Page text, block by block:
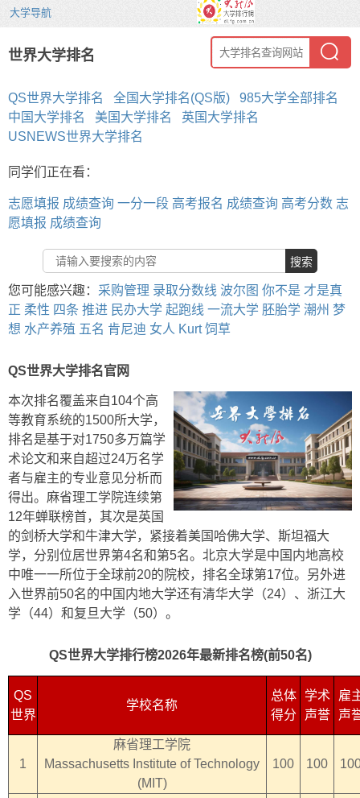
大学导航
世界大学排名
QS世界大学排名 全国大学排名(QS版)
985大学全部排名
中国大学排名
美国大学排名
英国大学排名
USNEWS世界大学排名
同学们正在看：
志愿填报 成绩查询 一分一段 高考报名 成绩查询 高考分数 志
愿填报 成绩查询
搜索
您可能感兴趣： 采购管理 录取分数线 波尔图 你不是 才是真
正 柔性 四条 推进 民办大学 起跑线 一流大学 胚胎学 潮州 梦
想 水产养殖 五名 肯尼迪 女人 Kurt 饲草
QS世界大学排名官网
本次排名覆盖来自104个高
等教育系统的1500所大学，
排名是基于对1750多万篇学
术论文和来自超过24万名学
者与雇主的专业意见分析而
得出。麻省理工学院连续第
12年蝉联榜首，其次是英国
的剑桥大学和牛津大学，紧接着美国哈佛大学、斯坦福大
学，分别位居世界第4名和第5名。北京大学是中国内地高校
中唯一一所位于全球前20的院校，排名全球第17位。另外进
入世界前50名的中国内地大学还有清华大学（24）、浙江大
学（44）和复旦大学（50）。
QS世界大学排行榜2026年最新排名榜(前50名)
QS
世界
学校名称
总体
得分
学术
声誉
雇
声
1
麻省理工学院
Massachusetts Institute of Technology
(MIT)
100 100